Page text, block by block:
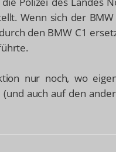
Wenn sich der
den BMW C1
nur noch, wo
auch auf den